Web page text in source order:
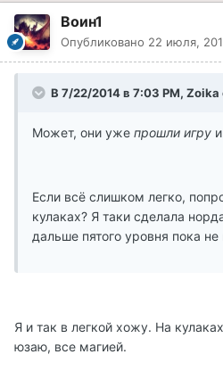
Воин1
Опубликовано 22 июля,
В 7/22/2014 в 7:03 PM, Zoika
Может, они уже прошли игру
Если всё слишком легко,
кулаках? Я таки сделала
дальше пятого уровня пока не
Я и так в легкой хожу. На
юзаю, все магией.